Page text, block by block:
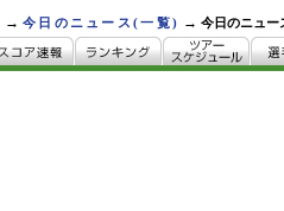
→今日のニュース(一覧) →今日のニュー